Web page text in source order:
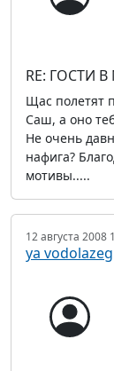
RE: ГОСТИ
Щас полетят
Саш, а оно
Не очень
нафига?
мотивы.....
12 августа 2008
ya vodolazeg